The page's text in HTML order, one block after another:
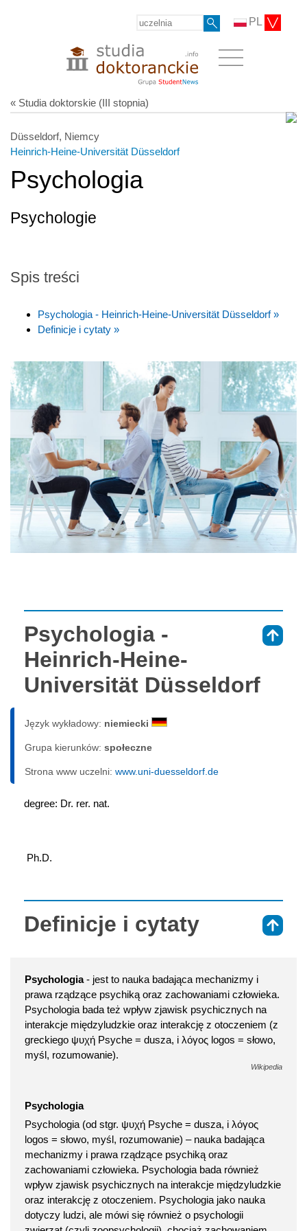
PL
« Studia doktorskie (III stopnia)
Düsseldorf, Niemcy
Heinrich-Heine-Universität Düsseldorf
Psychologia
Psychologie
Spis treści
Psychologia - Heinrich-Heine-Universität Düsseldorf »
Definicje i cytaty »
Psychologia -
Heinrich-Heine-
Universität Düsseldorf
Język wykładowy: niemiecki
Grupa kierunków: społeczne
Strona www uczelni: www.uni-duesseldorf.de
degree: Dr. rer. nat.
Ph.D.
Definicje i cytaty
Psychologia- jest to nauka badająca mechanizmy i
prawa rządzące psychiką oraz zachowaniami człowieka.
Psychologia bada też wpływ zjawisk psychicznych na
interakcje międzyludzkie oraz interakcję z otoczeniem (z
greckiego ψυχή Psyche = dusza, i λόγος logos = słowo,
myśl, rozumowanie).
Wikipedia
Psychologia
Psychologia (od stgr. ψυχή Psyche = dusza, i λόγος
logos = słowo, myśl, rozumowanie) – nauka badająca
mechanizmy i prawa rządzące psychiką oraz
zachowaniami człowieka. Psychologia bada również
wpływ zjawisk psychicznych na interakcje międzyludzkie
oraz interakcję z otoczeniem. Psychologia jako nauka
dotyczy ludzi, ale mówi się również o psychologii